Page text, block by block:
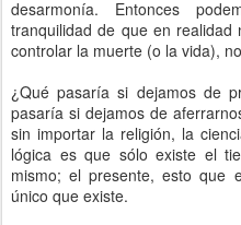
desarmonía. Entonces
tranquilidad de que en
controlar la muerte (o la vida),
¿Qué pasaría si dejamos de
pasaría si dejamos de
sin importar la religión, la
lógica es que sólo existe el
mismo; el presente, esto que
único que existe.